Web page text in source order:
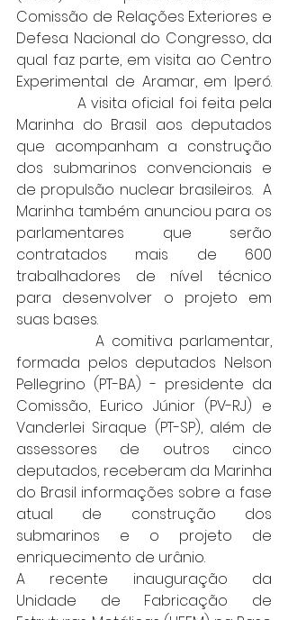
Comissão de Relações Exteriores e
Defesa Nacional do Congresso, da
qual faz parte, em visita ao Centro
Experimental de Aramar, em Iperó.
A visita oficial foi feita pela
Marinha do Brasil aos deputados
que acompanham a construção
dos submarinos convencionais e
de propulsão nuclear brasileiros.  A
Marinha também anunciou para os
parlamentares que serão
contratados mais de 600
trabalhadores de nível técnico
para desenvolver o projeto em
suas bases.
A comitiva parlamentar,
formada pelos deputados Nelson
Pellegrino (PT-BA) - presidente da
Comissão, Eurico Júnior (PV-RJ) e
Vanderlei Siraque (PT-SP), além de
assessores de outros cinco
deputados, receberam da Marinha
do Brasil informações sobre a fase
atual de construção dos
submarinos e o projeto de
enriquecimento de urânio.
A recente inauguração da
Unidade de Fabricação de